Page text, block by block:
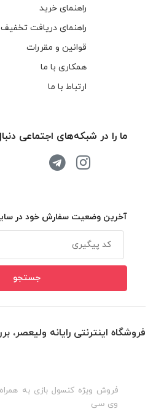
راهنمای خرید
راهنمای دریافت تخفیف
قوانین و مقررات
همکاری با ما
ارتباط با ما
ما را در شبکه‌های اجتماعی
آخرین وضعیت سفارش خود در
فروشگاه اینترنتی رایانه ولیعصر،
فروش ویژه کنسول بازی به همراه
وی سی